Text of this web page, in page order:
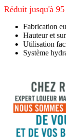
Réduit jusqu'à
Fabrication
Hauteur et
Utilisation
Système